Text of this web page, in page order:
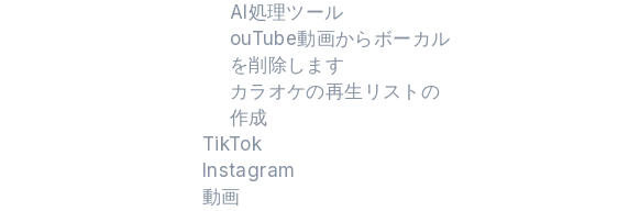
AI処理ツール
ouTube動画からボーカル
を削除します
カラオケの再生リストの
作成
TikTok
Instagram
動画